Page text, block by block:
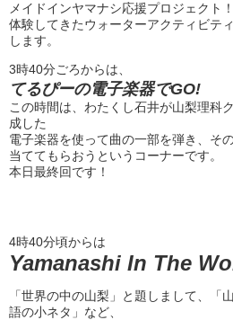
メイドインヤマナシ応援プロジェクト
体験してきたウォーターアクティビテ
します。
3時40分ごろからは、
てるぴーの電子楽器でGO!
この時間は、わたくし石井が山梨理科
成した
電子楽器を使って曲の一部を弾き、そ
当ててもらおうというコーナーです。
本日最終回です！
4時40分頃からは
Yamanashi In The
「世界の中の山梨」と題しまして、「
語の小ネタ」など、